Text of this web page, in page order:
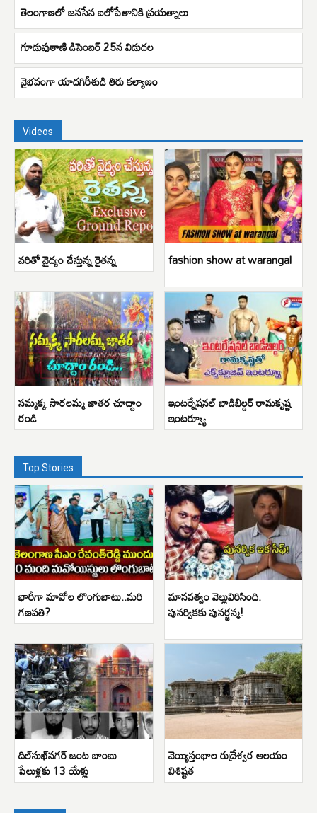
తెలంగాణలో జనసేన బలోపేతానికి ప్రయత్నాలు
గూడుపుఠాణి డిసెంబర్ 25న విడుదల
వైభవంగా యాదగిరీశుడి తిరు కల్యాణం
Videos
వరితో వైద్యం చేస్తున్న రైతన్న fashion show at warangal
సమ్మక్క సారలమ్మ జాతర చూద్దాం
రండి
ఇంటర్నేషనల్ బాడిబిల్డర్ రామకృష్ణ
ఇంటర్వ్యూ
Top Stories
భారీగా మావోల లొంగుబాటు..మరి
గణపతి?
మానవత్వం వెల్లువిరిసింది.
పునర్వికకు పునర్జన్మ!
దిల్‌సుఖ్‌నగర్ జంట బాంబు
పేలుళ్లకు 13 యేళ్లు
వెయ్యిస్తంభాల రుద్రేశ్వర ఆలయం
విశిష్టత